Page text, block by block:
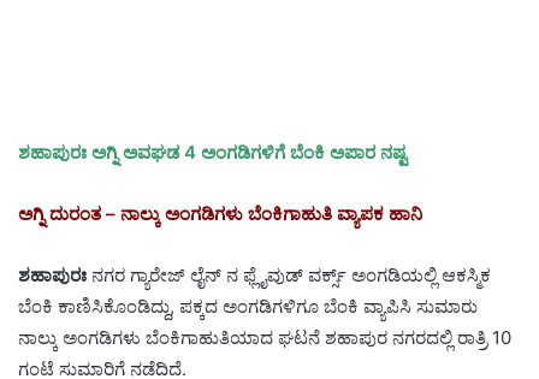
ಶಹಾಪುರಃ ಅಗ್ನಿ ಅವಘಡ 4 ಅಂಗಡಿಗಳಿಗೆ ಬೆಂಕಿ ಅಪಾರ ನಷ್ಟ
ಅಗ್ನಿ ದುರಂತ – ನಾಲ್ಕು ಅಂಗಡಿಗಳು ಬೆಂಕಿಗಾಹುತಿ ವ್ಯಾಪಕ ಹಾನಿ
ಶಹಾಪುರಃ ನಗರ ಗ್ಯಾರೇಜ್ ಲೈನ್ ನ ಫ್ಲೈವುಡ್ ವರ್ಕ್ಸ್ ಅಂಗಡಿಯಲ್ಲಿ ಆಕಸ್ಮಿಕ
ಬೆಂಕಿ ಕಾಣಿಸಿಕೊಂಡಿದ್ದು, ಪಕ್ಕದ ಅಂಗಡಿಗಳಿಗೂ ಬೆಂಕಿ ವ್ಯಾಪಿಸಿ ಸುಮಾರು
ನಾಲ್ಕು ಅಂಗಡಿಗಳು ಬೆಂಕಿಗಾಹುತಿಯಾದ ಘಟನೆ ಶಹಾಪುರ ನಗರದಲ್ಲಿ ರಾತ್ರಿ 10
ಗಂಟೆ ಸುಮಾರಿಗೆ ನಡೆದಿದೆ.